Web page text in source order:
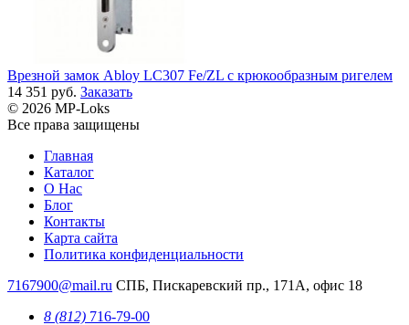
Врезной замок Abloy LC307 Fe/ZL с крюкообразным ригелем
14 351 руб. Заказать
© 2026 MP-Loks
Все права защищены
Главная
Каталог
О Нас
Блог
Контакты
Карта сайта
Политика конфиденциальности
7167900@mail.ru СПБ, Пискаревский пр., 171А, офис 18
8 (812) 716-79-00